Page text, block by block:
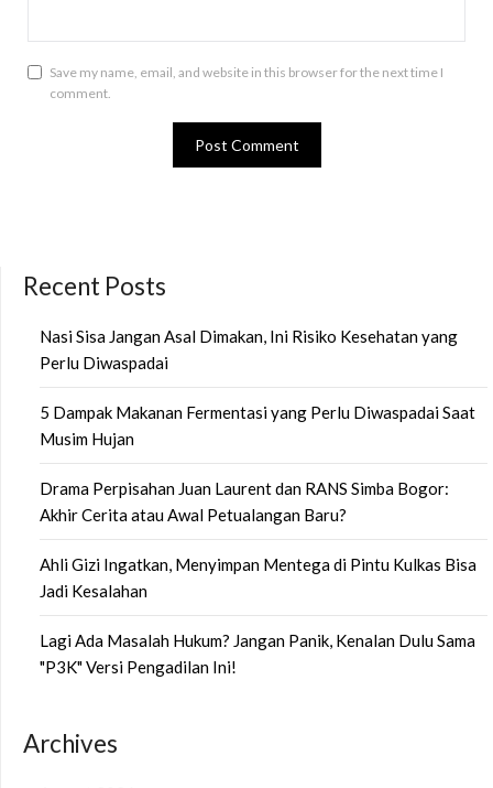
Save my name, email, and website in this browser for the next time I
comment.
Recent Posts
Nasi Sisa Jangan Asal Dimakan, Ini Risiko Kesehatan yang
Perlu Diwaspadai
5 Dampak Makanan Fermentasi yang Perlu Diwaspadai Saat
Musim Hujan
Drama Perpisahan Juan Laurent dan RANS Simba Bogor:
Akhir Cerita atau Awal Petualangan Baru?
Ahli Gizi Ingatkan, Menyimpan Mentega di Pintu Kulkas Bisa
Jadi Kesalahan
Lagi Ada Masalah Hukum? Jangan Panik, Kenalan Dulu Sama
"P3K" Versi Pengadilan Ini!
Archives